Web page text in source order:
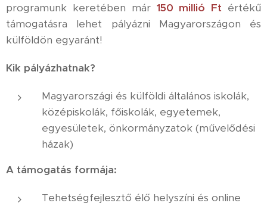
programunk keretében már 150 millió Ft értékű
támogatásra lehet pályázni Magyarországon és
külföldön egyaránt!
Kik pályázhatnak?
Magyarországi és külföldi általános iskolák,
középiskolák, főiskolák, egyetemek,
egyesületek, önkormányzatok (művelődési
házak)
A támogatás formája:
Tehetségfejlesztő élő helyszíni és online